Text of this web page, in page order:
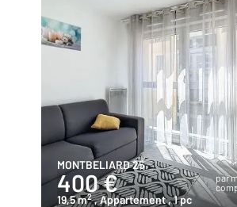
MONTBELIARD 25
400 €
par
19,5 m2 , Appartement, 1 pc